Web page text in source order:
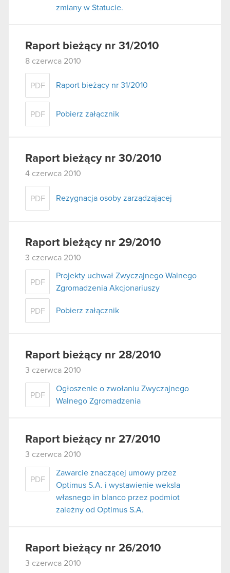
zmiany w Statucie.
Raport bieżący nr 31/2010
8 czerwca 2010
PDF Raport bieżący nr 31/2010
PDF Pobierz załącznik
Raport bieżący nr 30/2010
4 czerwca 2010
PDF Rezygnacja osoby zarządzającej
Raport bieżący nr 29/2010
3 czerwca 2010
PDF
Projekty uchwał Zwyczajnego Walnego
Zgromadzenia Akcjonariuszy
PDF Pobierz załącznik
Raport bieżący nr 28/2010
3 czerwca 2010
PDF
Ogłoszenie o zwołaniu Zwyczajnego
Walnego Zgromadzenia
Raport bieżący nr 27/2010
3 czerwca 2010
PDF
Zawarcie znaczącej umowy przez
Optimus S.A. i wystawienie weksla
własnego in blanco przez podmiot
zależny od Optimus S.A.
Raport bieżący nr 26/2010
3 czerwca 2010